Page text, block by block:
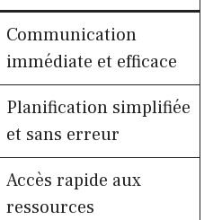
Communication
immédiate et efficace
Planification simplifiée
et sans erreur
Accès rapide aux
ressources